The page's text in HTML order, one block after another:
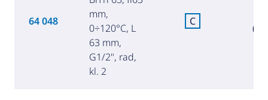
64 048
mm,
0÷120°C, L
63 mm,
G1/2", rad,
kl. 2
C